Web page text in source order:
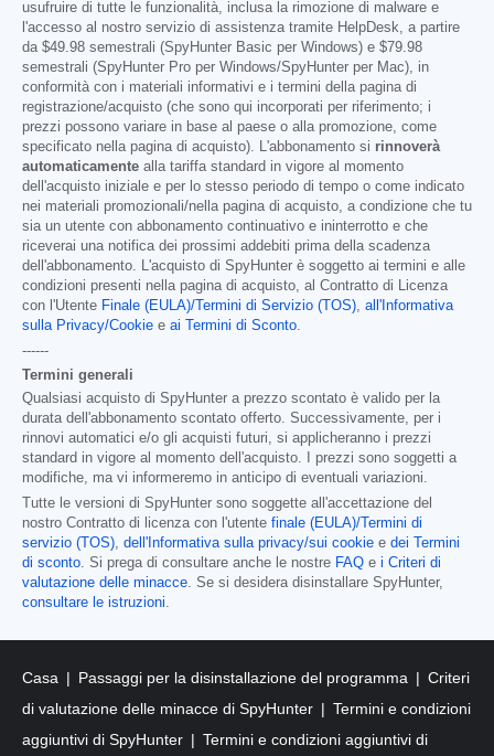
usufruire di tutte le funzionalità, inclusa la rimozione di malware e
l'accesso al nostro servizio di assistenza tramite HelpDesk, a partire
da $49.98 semestrali (SpyHunter Basic per Windows) e $79.98
semestrali (SpyHunter Pro per Windows/SpyHunter per Mac), in
conformità con i materiali informativi e i termini della pagina di
registrazione/acquisto (che sono qui incorporati per riferimento; i
prezzi possono variare in base al paese o alla promozione, come
specificato nella pagina di acquisto). L'abbonamento si rinnoverà
automaticamente alla tariffa standard in vigore al momento
dell'acquisto iniziale e per lo stesso periodo di tempo o come indicato
nei materiali promozionali/nella pagina di acquisto, a condizione che tu
sia un utente con abbonamento continuativo e ininterrotto e che
riceverai una notifica dei prossimi addebiti prima della scadenza
dell'abbonamento. L'acquisto di SpyHunter è soggetto ai termini e alle
condizioni presenti nella pagina di acquisto, al Contratto di Licenza
con l'Utente Finale (EULA)/Termini di Servizio (TOS), all'Informativa
sulla Privacy/Cookie e ai Termini di Sconto.
------
Termini generali
Qualsiasi acquisto di SpyHunter a prezzo scontato è valido per la
durata dell'abbonamento scontato offerto. Successivamente, per i
rinnovi automatici e/o gli acquisti futuri, si applicheranno i prezzi
standard in vigore al momento dell'acquisto. I prezzi sono soggetti a
modifiche, ma vi informeremo in anticipo di eventuali variazioni.
Tutte le versioni di SpyHunter sono soggette all'accettazione del
nostro Contratto di licenza con l'utente finale (EULA)/Termini di
servizio (TOS), dell'Informativa sulla privacy/sui cookie e dei Termini
di sconto. Si prega di consultare anche le nostre FAQ e i Criteri di
valutazione delle minacce. Se si desidera disinstallare SpyHunter,
consultare le istruzioni.
Casa Passaggi per la disinstallazione del programma
Criteri
di valutazione delle minacce di SpyHunter
Termini e condizioni
aggiuntivi di SpyHunter
Termini e condizioni aggiuntivi di